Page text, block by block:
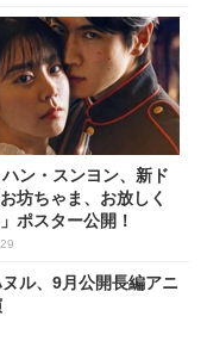
ン・スンヨン、新ド
坊ちゃま、お放しく
ポスター公開！
ル、9月公開長編アニ